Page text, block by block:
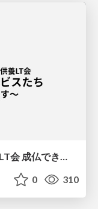
JAWS-UG横浜 #102 AWSサ終供養LT会 成仏できない AWS サービスたち 〜本日、三体供養します〜
0 310